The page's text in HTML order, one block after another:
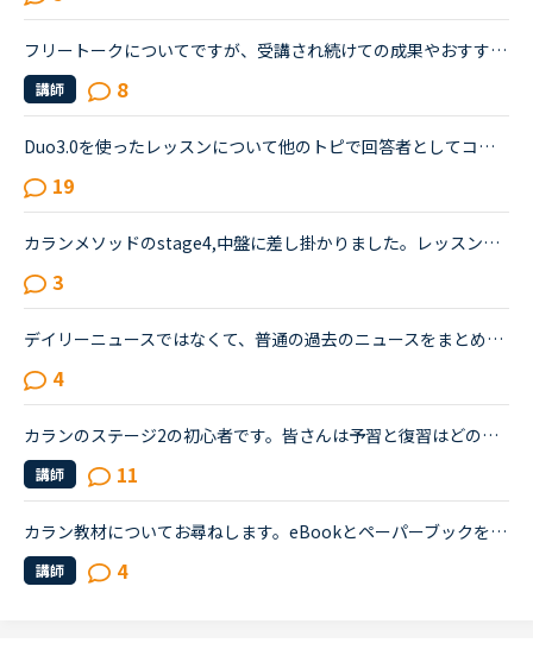
フリートークについてですが、受講され続けての成果やおすすめの受講方法、気をつけていることあれば教えていただけないでしょうか。これからはアウトプットも鍛えたいので、フリートークを受講する機会を増やし...
講師 8
Duo3.0を使ったレッスンについて他のトピで回答者としてコメントし、詳しく教えてとリクエストを頂いたのでシェアさせて頂きます。※Duoファンではありますが、関係者とか回しモンとかじゃありません。【目的】Duo...
19
カランメソッドのstage4,中盤に差し掛かりました。レッスンの復習には、特にNEW WORK の復習でテキストとオーディオを利用しています。講師の質問がよく聞き取れないまま、講師のリードでやっと口伝えで回答して...
3
デイリーニュースではなくて、普通の過去のニュースをまとめた方のニュースの受講について、受講経験のある方教えてください。昨日初めてニュース中級を3つ受けました。スクリプトを見ずに、最初にオーディオを聞...
4
カランのステージ2の初心者です。皆さんは予習と復習はどの程度、完成するまでなさっていますか？例えば、現状の私の場合…テキストの音声を聴きながら、質問の後にサラサラと答えられるほどまで復習をする→レッス...
講師 11
カラン教材についてお尋ねします。eBookとペーパーブックを併用されていますか？eBookには全文の音声がついているとのことで、復習のためにいいなと思うのですが、読むときにはペーパーブックがいいので、今はペ...
講師 4